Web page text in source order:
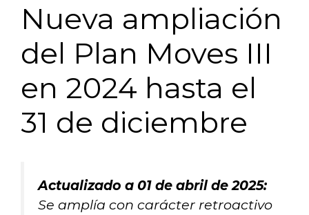
Nueva ampliación
del Plan Moves III
en 2024 hasta el
31 de diciembre
Actualizado a 01 de abril de 2025:
Se amplía con carácter retroactivo